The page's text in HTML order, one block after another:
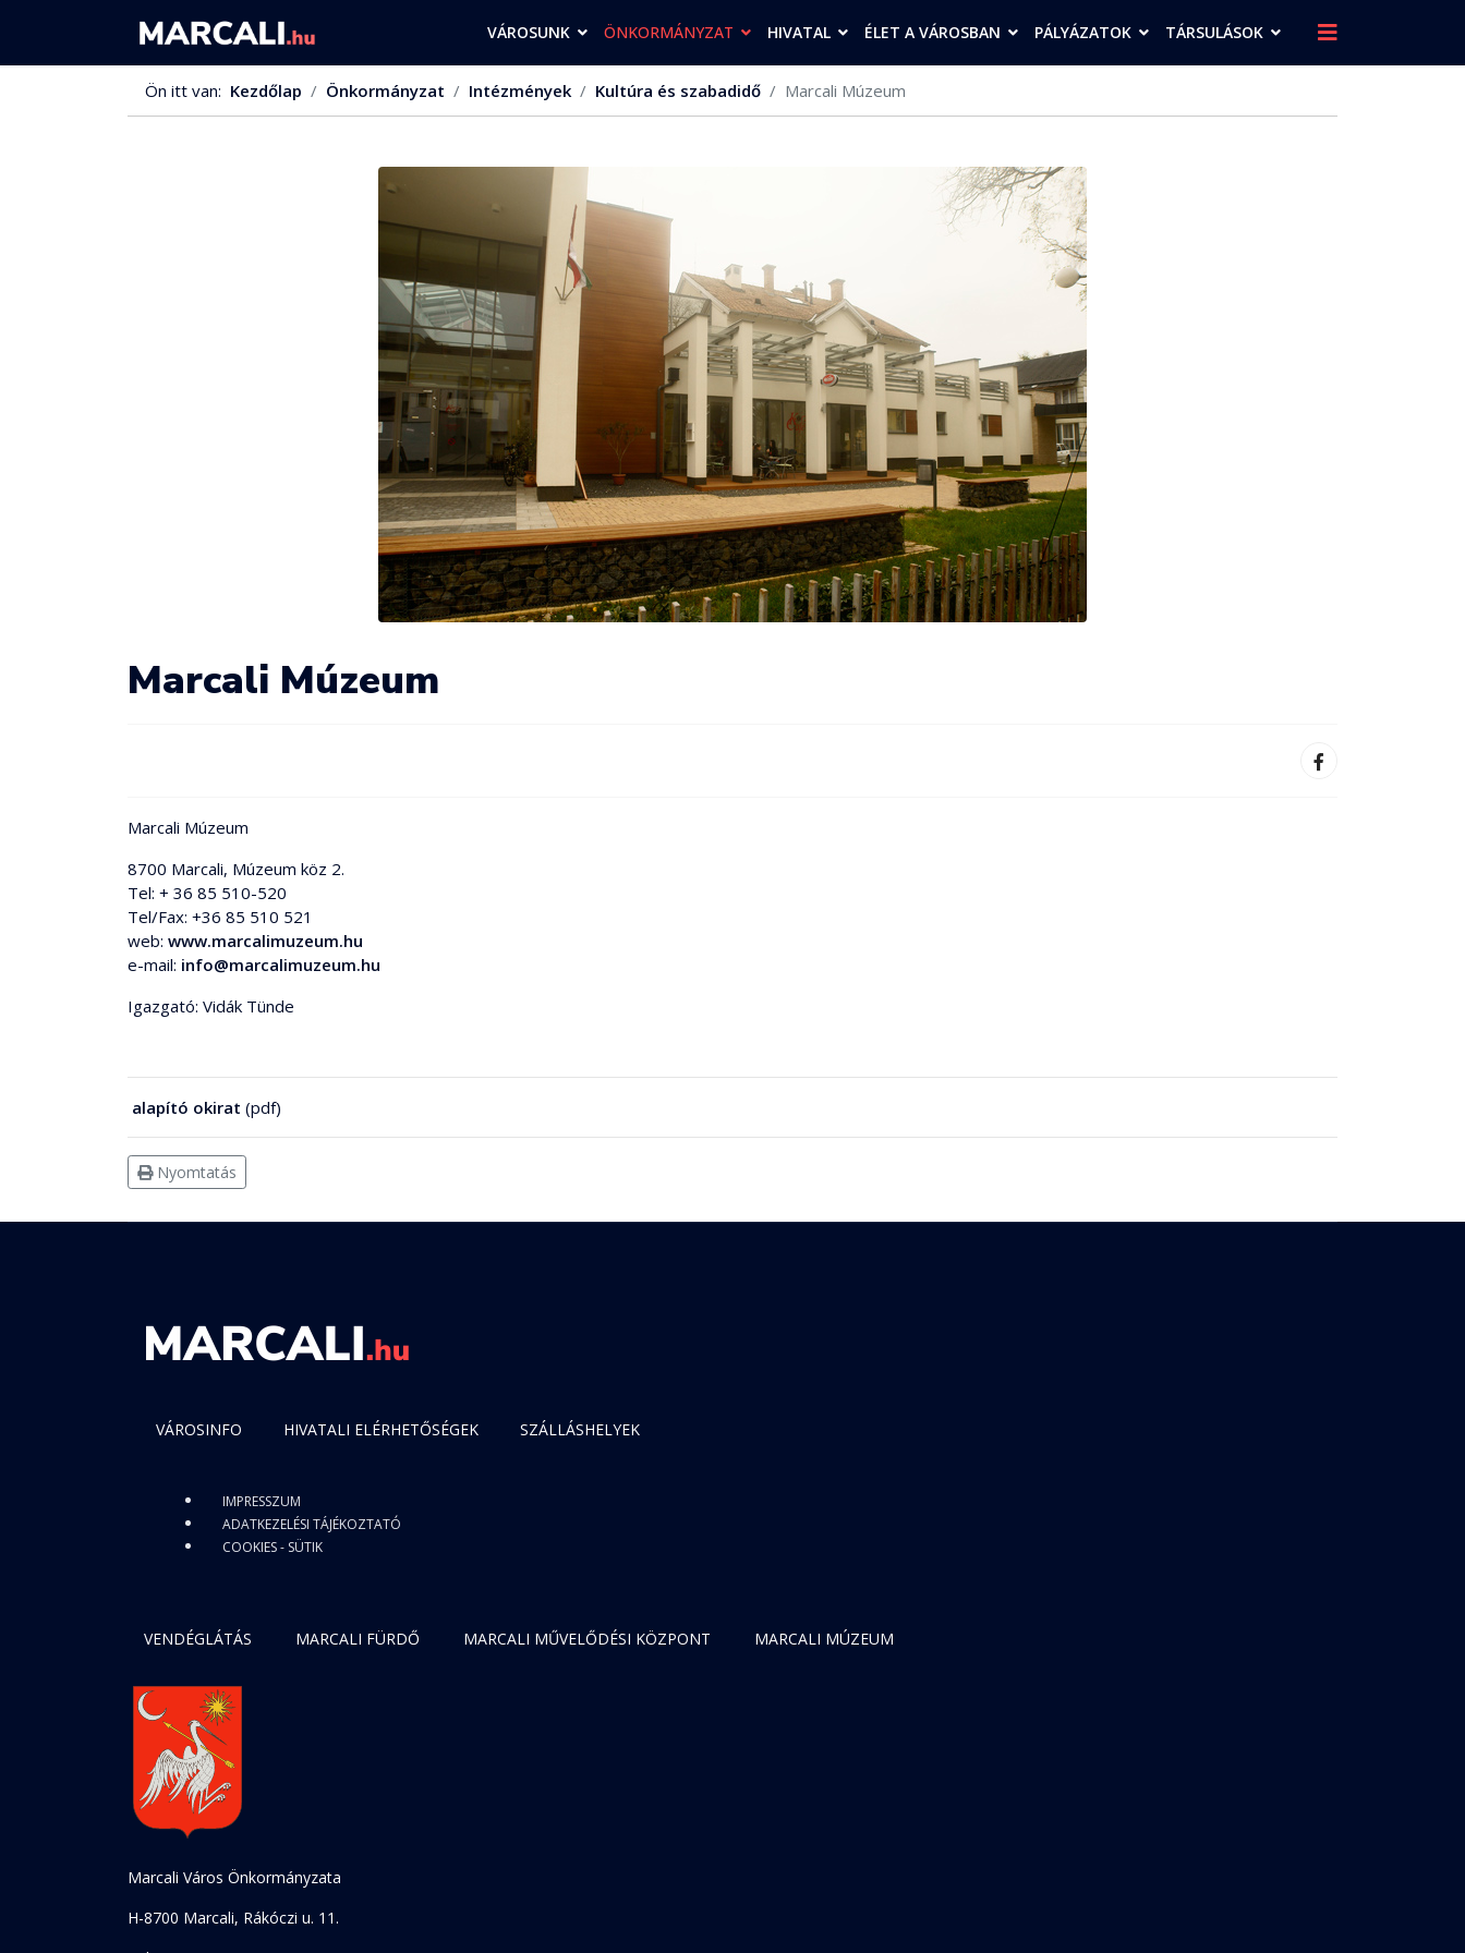
VÁROSUNK ÖNKORMÁNYZAT HIVATAL ÉLET A VÁROSBAN PÁLYÁZATOK TÁRSULÁSOK
Ön itt van: Kezdőlap Önkormányzat Intézmények Kultúra és szabadidő Marcali Múzeum
Marcali Múzeum
Marcali Múzeum
8700 Marcali, Múzeum köz 2.
Tel: + 36 85 510-520
Tel/Fax: +36 85 510 521
web: www.marcalimuzeum.hu
e-mail: info@marcalimuzeum.hu
Igazgató: Vidák Tünde
alapító okirat (pdf)
Nyomtatás
VÁROSINFO HIVATALI ELÉRHETŐSÉGEK SZÁLLÁSHELYEK
IMPRESSZUM
ADATKEZELÉSI TÁJÉKOZTATÓ
COOKIES - SÜTIK
VENDÉGLÁTÁS MARCALI FÜRDŐ MARCALI MŰVELŐDÉSI KÖZPONT MARCALI MÚZEUM
Marcali Város Önkormányzata
H-8700 Marcali, Rákóczi u. 11.